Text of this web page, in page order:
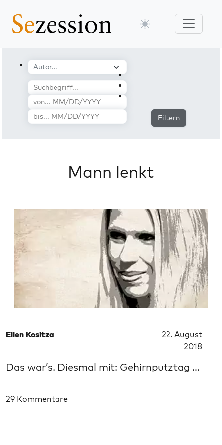
Filtern
Mann lenkt
Ellen Kositza
22. August
2018
Das war’s. Diesmal mit: Gehirnputztag …
29 Kommentare